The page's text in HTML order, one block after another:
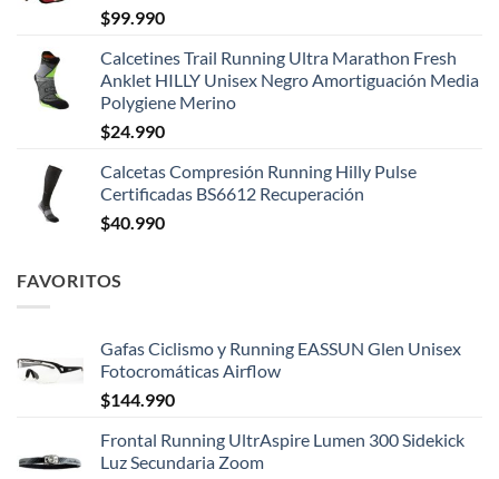
$99.990
Calcetines Trail Running Ultra Marathon Fresh
Anklet HILLY Unisex Negro Amortiguación Media
Polygiene Merino
$24.990
Calcetas Compresión Running Hilly Pulse
Certificadas BS6612 Recuperación
$40.990
FAVORITOS
Gafas Ciclismo y Running EASSUN Glen Unisex
Fotocromáticas Airflow
$144.990
Frontal Running UltrAspire Lumen 300 Sidekick
Luz Secundaria Zoom